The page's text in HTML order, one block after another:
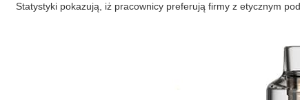
Statystyki pokazują, iż pracownicy preferują firmy z etycznym